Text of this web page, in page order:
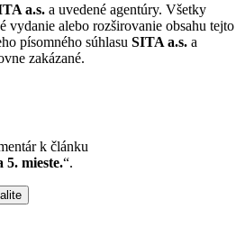
a.s. a uvedené agentúry. Všetky
vydanie alebo rozširovanie obsahu tejto
písomného súhlasu SITA a.s. a
zakázané.
k článku
mieste.“.